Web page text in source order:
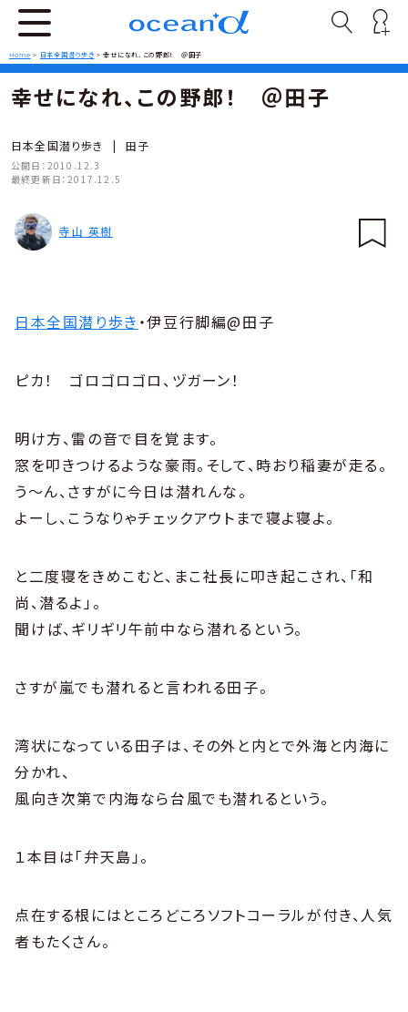
Home > 日本全国潜り歩き >幸せになれ、この野郎！ ＠田子
幸せになれ、この野郎！ ＠田子
日本全国潜り歩き | 田子
公開日： 2010.12.3
最終更新日： 2017.12.5
寺山 英樹
日本全国潜り歩き ・伊豆行脚編@田子
ピカ！ ゴロゴロゴロ、ヅガーン！
明け方、雷の音で目を覚ます。
窓を叩きつけるような豪雨。そして、時おり稲妻が走る。
う〜ん、さすがに今日は潜れんな。
よーし、こうなりゃチェックアウトまで寝よ寝よ。
と二度寝をきめこむと、まこ社長に叩き起こされ、「和
尚、潜るよ」。
聞けば、ギリギリ午前中なら潜れるという。
さすが嵐でも潜れると言われる田子。
湾状になっている田子は、その外と内とで外海と内海に
分かれ、
風向き次第で内海なら台風でも潜れるという。
１本目は「弁天島」。
点在する根にはところどころソフトコーラルが付き、人気
者もたくさん。